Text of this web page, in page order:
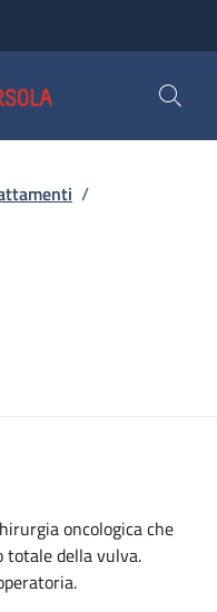
/
oncologica che
totale della vulva.